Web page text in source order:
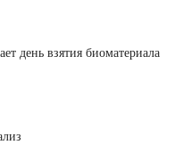
день взятия биоматериала